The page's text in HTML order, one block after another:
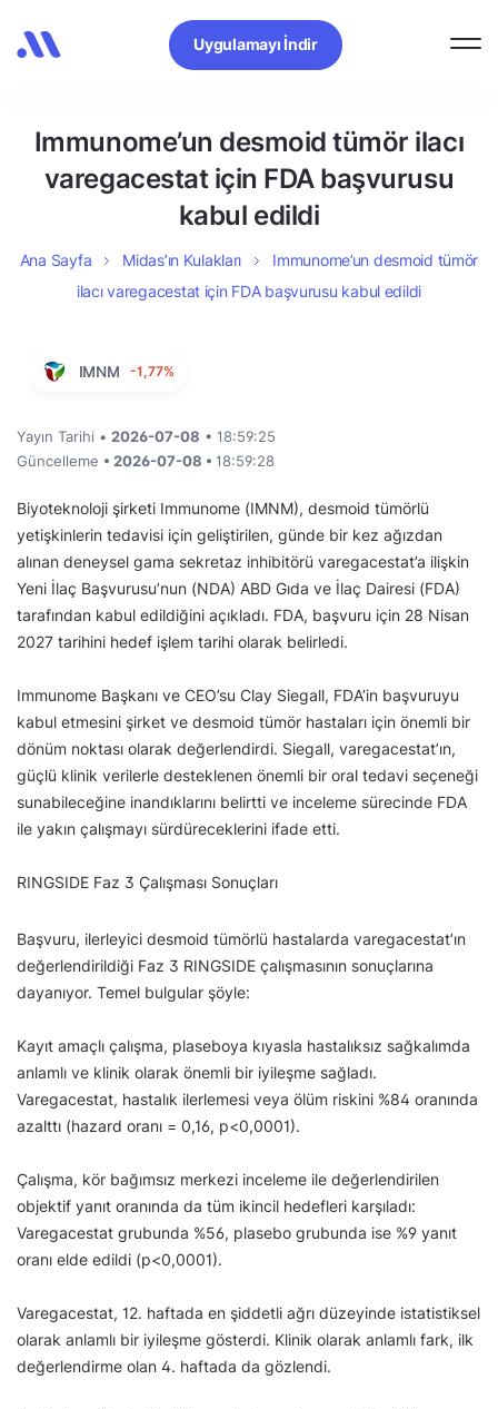
Uygulamayı İndir
Immunome’un desmoid tümör ilacı
varegacestat için FDA başvurusu
kabul edildi
Ana Sayfa Midas’ın Kulakları
Immunome’un desmoid tümör
ilacı varegacestat için FDA başvurusu kabul edildi
IMNM -1,77%
Yayın Tarihi • 2026-07-08 • 18:59:25
Güncelleme • 2026-07-08 • 18:59:28
Biyoteknoloji şirketi Immunome (IMNM), desmoid tümörlü
yetişkinlerin tedavisi için geliştirilen, günde bir kez ağızdan
alınan deneysel gama sekretaz inhibitörü varegacestat’a ilişkin
Yeni İlaç Başvurusu’nun (NDA) ABD Gıda ve İlaç Dairesi (FDA)
tarafından kabul edildiğini açıkladı. FDA, başvuru için 28 Nisan
2027 tarihini hedef işlem tarihi olarak belirledi.
Immunome Başkanı ve CEO’su Clay Siegall, FDA’in başvuruyu
kabul etmesini şirket ve desmoid tümör hastaları için önemli bir
dönüm noktası olarak değerlendirdi. Siegall, varegacestat’ın,
güçlü klinik verilerle desteklenen önemli bir oral tedavi seçeneği
sunabileceğine inandıklarını belirtti ve inceleme sürecinde FDA
ile yakın çalışmayı sürdüreceklerini ifade etti.
RINGSIDE Faz 3 Çalışması Sonuçları
Başvuru, ilerleyici desmoid tümörlü hastalarda varegacestat’ın
değerlendirildiği Faz 3 RINGSIDE çalışmasının sonuçlarına
dayanıyor. Temel bulgular şöyle:
Kayıt amaçlı çalışma, plaseboya kıyasla hastalıksız sağkalımda
anlamlı ve klinik olarak önemli bir iyileşme sağladı.
Varegacestat, hastalık ilerlemesi veya ölüm riskini %84 oranında
azalttı (hazard oranı = 0,16, p<0,0001).
Çalışma, kör bağımsız merkezi inceleme ile değerlendirilen
objektif yanıt oranında da tüm ikincil hedefleri karşıladı:
Varegacestat grubunda %56, plasebo grubunda ise %9 yanıt
oranı elde edildi (p<0,0001).
Varegacestat, 12. haftada en şiddetli ağrı düzeyinde istatistiksel
olarak anlamlı bir iyileşme gösterdi. Klinik olarak anlamlı fark, ilk
değerlendirme olan 4. haftada da gözlendi.